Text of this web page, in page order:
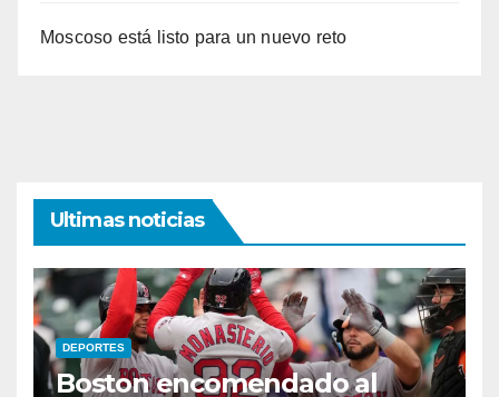
Moscoso está listo para un nuevo reto
Ultimas noticias
DEPORTES
Boston encomendado al